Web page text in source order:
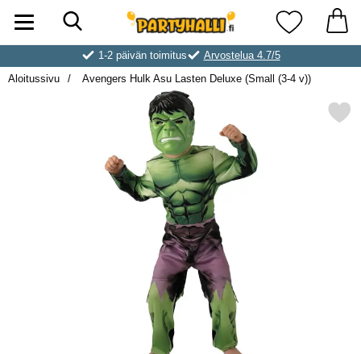
Ostoskori laajennettu Partyhallen AB
Suosikkini
1-2 päivän toimitus
Arvostelua 4.7/5
Aloitussivu
Avengers Hulk Asu Lasten Deluxe (Small (3-4 v))
Merkitse avengers Hulk Asu Lasten